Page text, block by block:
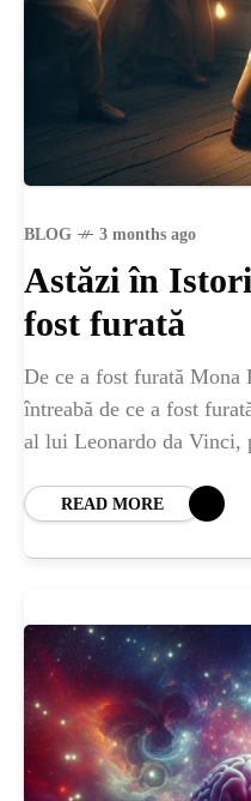
BLOG 3 months ago
Astăzi în
fost furată
De ce a fost furată
întreabă de ce a fost
al lui Leonardo da Vinci,
READ MORE